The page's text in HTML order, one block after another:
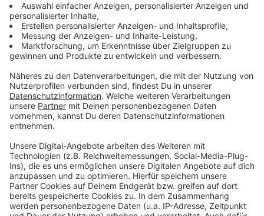
Knackpunkt ist eine Brücke auf dem Betriebsgelände
der NIAG. Ohne sie wäre die Strecke zwischen Vluyn
und Moers nicht durchgängig befahrbar. Erster Schritt
der Planung ist deshalb, hier die Machbarkeit zu
genehmigt werden. Danach soll eine Vereinbarung aller
Beteiligten über die Finanzen geschlossen werden. Die
Brücke wäre quasi der Anschluss zwischen den NIAG-
Gleisen in Vluyn und den Bahn-Gleisen in Moers.
Anzeige